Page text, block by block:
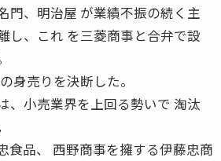
門、明治屋 が業績不振の続く主
し、これ を三菱商事と合弁で設
身売りを決断した。
、小売業界を上回る勢いで 淘汰
食品、 西野商事を擁する伊藤忠商